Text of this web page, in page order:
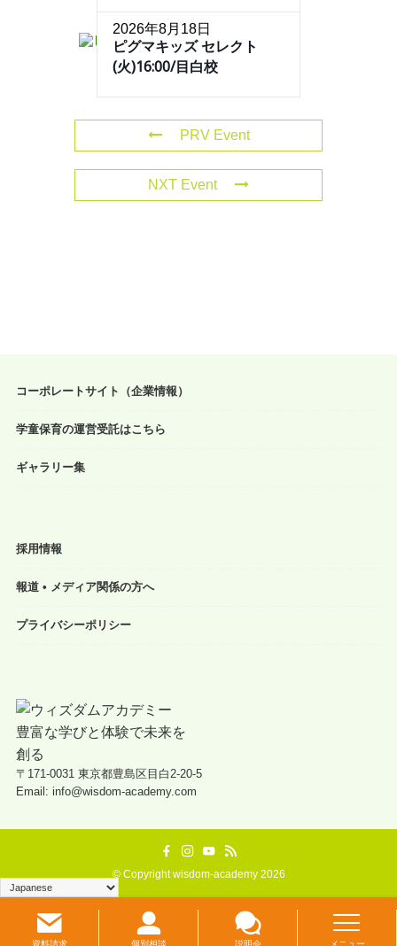
2026年8月18日
ピグマキッズ セレクト
(火)16:00/目白校
PRV Event
NXT Event
コーポレートサイト（企業情報）
学童保育の運営受託はこちら
ギャラリー集
採用情報
報道 • メディア関係の方へ
プライバシーポリシー
〒171-0031 東京都豊島区目白2-20-5
Email: info@wisdom-academy.com
©Copyright wisdom-academy 2026
メニュー
資料請求 個別相談 説明会